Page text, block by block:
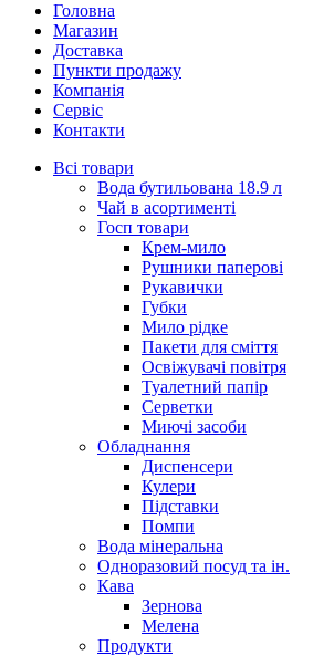
Головна
Магазин
Доставка
Пункти продажу
Компанія
Сервіс
Контакти
Всі товари
Вода бутильована 18.9 л
Чай в асортименті
Госп товари
Крем-мило
Рушники паперові
Рукавички
Губки
Мило рідке
Пакети для сміття
Освіжувачі повітря
Туалетний папір
Серветки
Миючі засоби
Обладнання
Диспенсери
Кулери
Підставки
Помпи
Вода мінеральна
Одноразовий посуд та ін.
Кава
Зернова
Мелена
Продукти